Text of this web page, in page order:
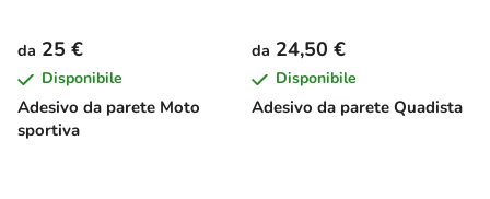
Adesivo da parete Moto
sportiva
da 25 €
Disponibile
Adesivo da parete Quadista
da 24,50 €
Disponibile